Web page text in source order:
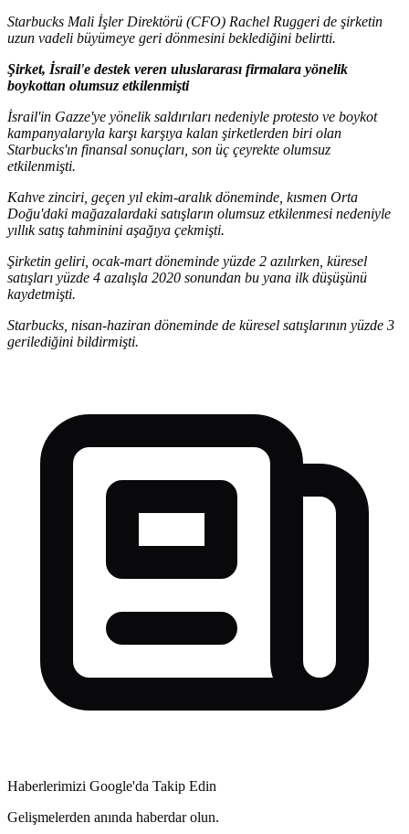
Starbucks Mali İşler Direktörü (CFO) Rachel Ruggeri de şirketin
uzun vadeli büyümeye geri dönmesini beklediğini belirtti.
Şirket, İsrail'e destek veren uluslararası firmalara yönelik
boykottan olumsuz etkilenmişti
İsrail'in Gazze'ye yönelik saldırıları nedeniyle protesto ve boykot
kampanyalarıyla karşı karşıya kalan şirketlerden biri olan
Starbucks'ın finansal sonuçları, son üç çeyrekte olumsuz
etkilenmişti.
Kahve zinciri, geçen yıl ekim-aralık döneminde, kısmen Orta
Doğu'daki mağazalardaki satışların olumsuz etkilenmesi nedeniyle
yıllık satış tahminini aşağıya çekmişti.
Şirketin geliri, ocak-mart döneminde yüzde 2 azılırken, küresel
satışları yüzde 4 azalışla 2020 sonundan bu yana ilk düşüşünü
kaydetmişti.
Starbucks, nisan-haziran döneminde de küresel satışlarının yüzde 3
gerilediğini bildirmişti.
Haberlerimizi Google'da Takip Edin
Gelişmelerden anında haberdar olun.